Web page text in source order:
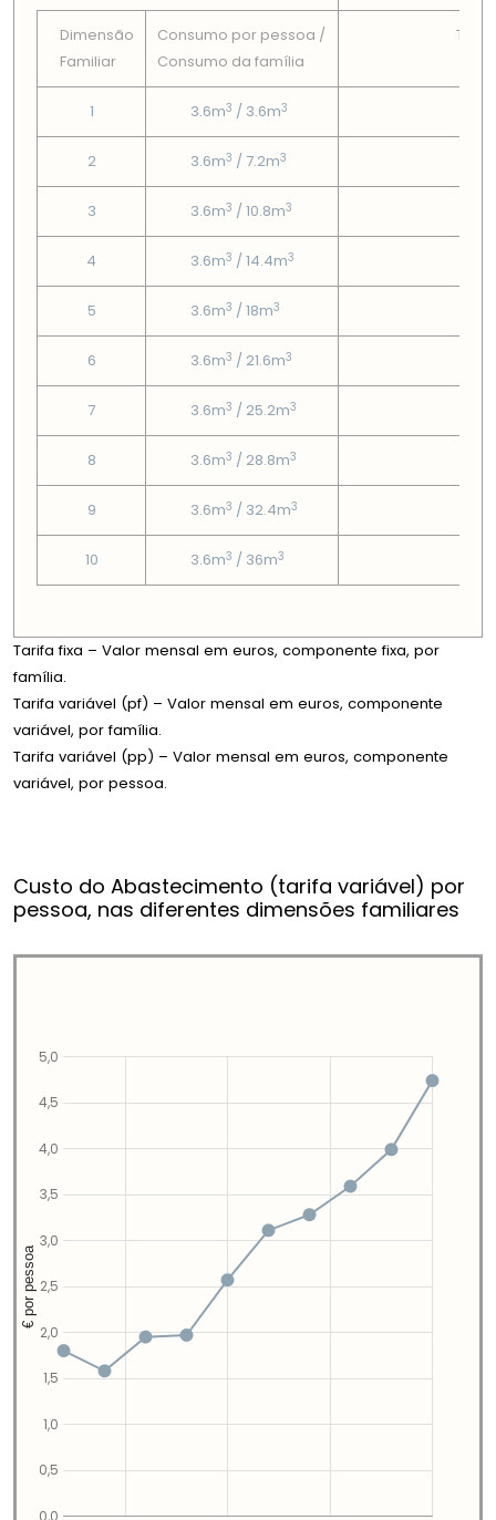
Dimensão
Familiar
Consumo por pessoa /
Consumo da famí­lia
Tarifa
1 3.6m3 / 3.6m3
2 3.6m3 / 7.2m3
3 3.6m3 / 10.8m3
4 3.6m3 / 14.4m3
5 3.6m3 / 18m3
6 3.6m3 / 21.6m3
7 3.6m3 / 25.2m3
8 3.6m3 / 28.8m3
9 3.6m3 / 32.4m3
10 3.6m3 / 36m3
Tarifa fixa – Valor mensal em euros, componente fixa, por
família.
Tarifa variável (pf) – Valor mensal em euros, componente
variável, por família.
Tarifa variável (pp) – Valor mensal em euros, componente
variável, por pessoa.
Custo do Abastecimento (tarifa variável) por
pessoa, nas diferentes dimensões familiares
0,0
0,5
1,0
1,5
2,0
2,5
3,0
3,5
4,0
4,5
5,0
€ por pessoa